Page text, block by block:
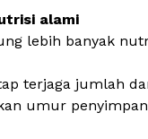
alami
lebih banyak
terjaga jumlah
umur